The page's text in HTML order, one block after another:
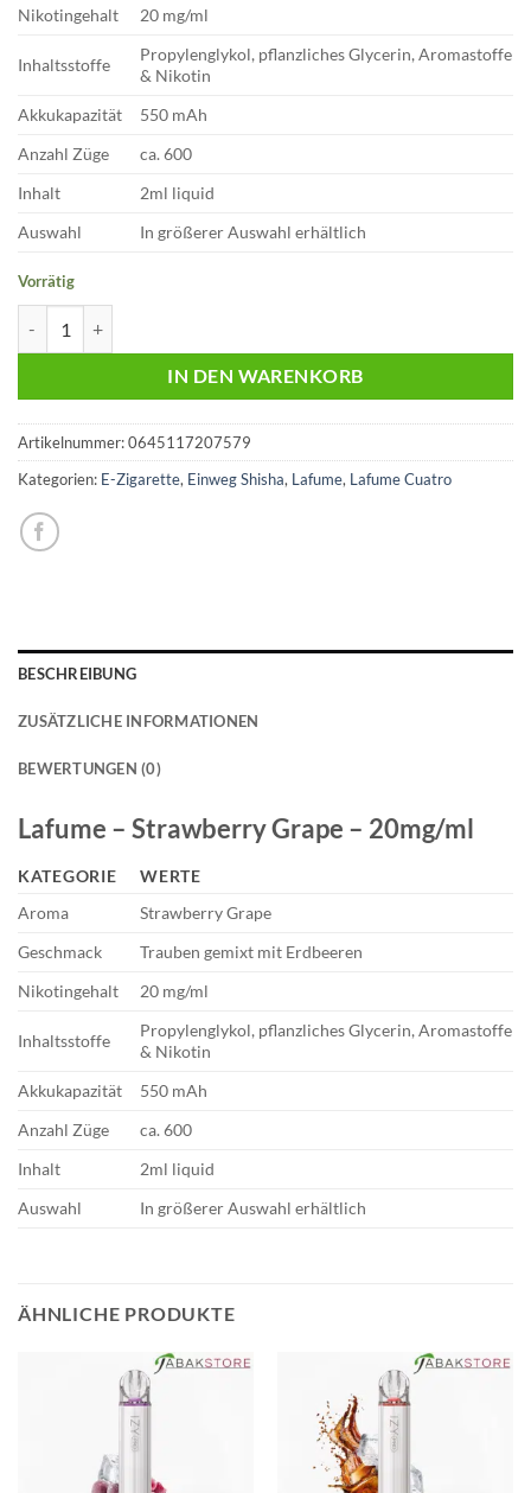
Nikotingehalt
20 mg/ml
Inhaltsstoffe
Propylenglykol, pflanzliches Glycerin, Aromastoffe
& Nikotin
Akkukapazität
550 mAh
Anzahl Züge
ca. 600
Inhalt
2ml liquid
Auswahl
In größerer Auswahl erhältlich
Vorrätig
IN DEN WARENKORB
Artikelnummer:0645117207579
Kategorien: E-Zigarette, Einweg Shisha, Lafume, Lafume Cuatro
BESCHREIBUNG
ZUSÄTZLICHE INFORMATIONEN
BEWERTUNGEN (0)
Lafume – Strawberry Grape – 20mg/ml
KATEGORIE
WERTE
Aroma
Strawberry Grape
Geschmack
Trauben gemixt mit Erdbeeren
Nikotingehalt
20 mg/ml
Inhaltsstoffe
Propylenglykol, pflanzliches Glycerin, Aromastoffe
& Nikotin
Akkukapazität
550 mAh
Anzahl Züge
ca. 600
Inhalt
2ml liquid
Auswahl
In größerer Auswahl erhältlich
ÄHNLICHE PRODUKTE